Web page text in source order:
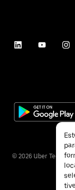
© 2026 Uber